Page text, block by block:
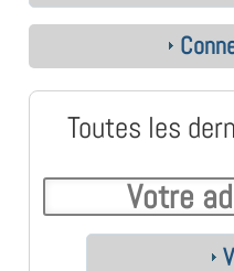
Toutes les